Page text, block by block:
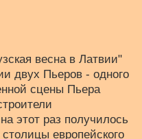
весна в Латвии"
двух Пьеров - одного
сцены Пьера
этот раз получилось
европейского